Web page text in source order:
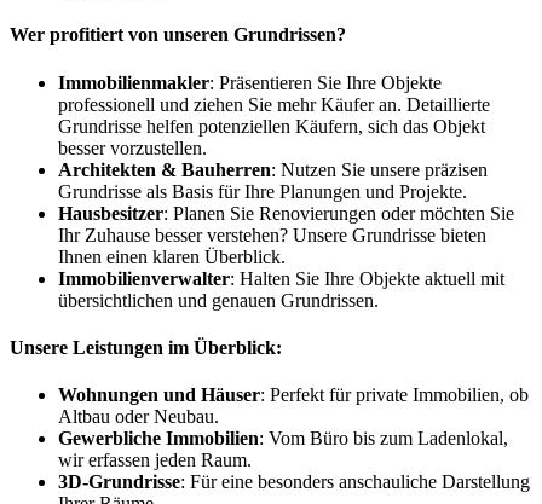
Wer profitiert von unseren Grundrissen?
Immobilienmakler: Präsentieren Sie Ihre Objekte
professionell und ziehen Sie mehr Käufer an. Detaillierte
Grundrisse helfen potenziellen Käufern, sich das Objekt
besser vorzustellen.
Architekten & Bauherren: Nutzen Sie unsere präzisen
Grundrisse als Basis für Ihre Planungen und Projekte.
Hausbesitzer: Planen Sie Renovierungen oder möchten Sie
Ihr Zuhause besser verstehen? Unsere Grundrisse bieten
Ihnen einen klaren Überblick.
Immobilienverwalter: Halten Sie Ihre Objekte aktuell mit
übersichtlichen und genauen Grundrissen.
Unsere Leistungen im Überblick:
Wohnungen und Häuser: Perfekt für private Immobilien, ob
Altbau oder Neubau.
Gewerbliche Immobilien: Vom Büro bis zum Ladenlokal,
wir erfassen jeden Raum.
3D-Grundrisse: Für eine besonders anschauliche Darstellung